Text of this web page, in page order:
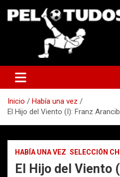
Inicio
Había una vez
El Hijo del Viento (I): Franz
HABÍA UNA VEZ SELECCIÓN
El Hijo del Viento